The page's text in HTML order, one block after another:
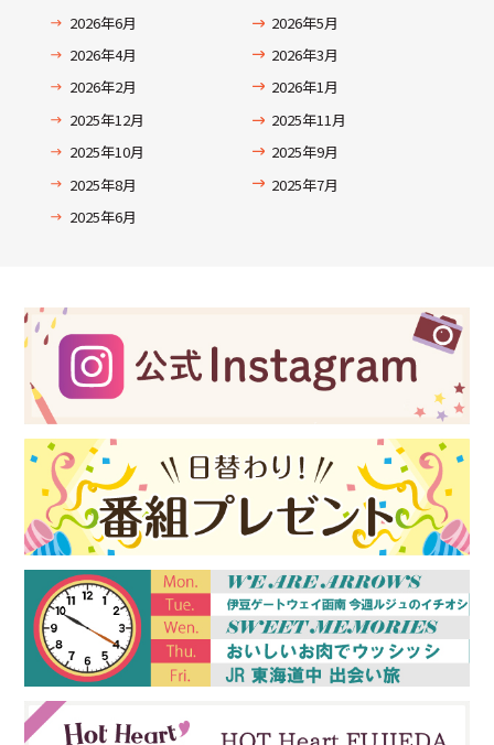
2026年6月
2026年5月
2026年4月
2026年3月
2026年2月
2026年1月
2025年12月
2025年11月
2025年10月
2025年9月
2025年8月
2025年7月
2025年6月